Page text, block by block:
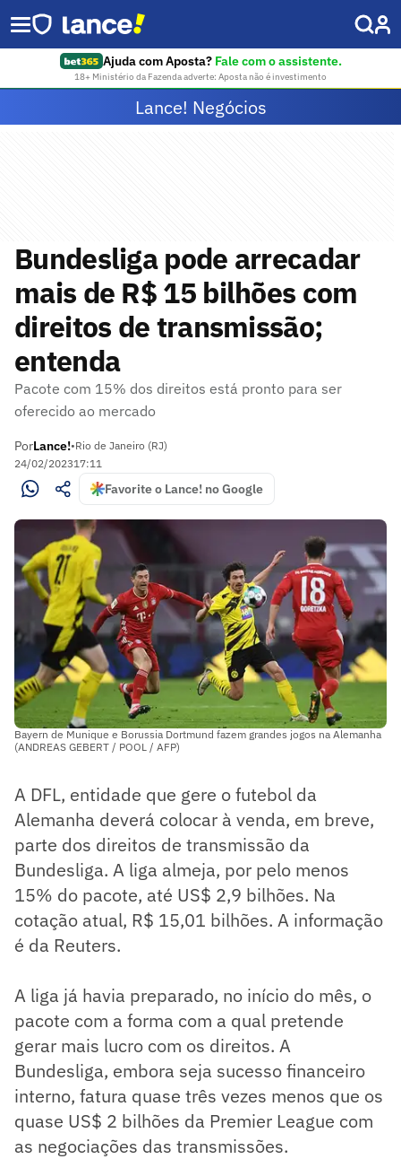
Ajuda com Aposta? Fale com o assistente.
18+ Ministério da Fazenda adverte: Aposta não é investimento
Lance! Negócios
Bundesliga pode arrecadar
mais de R$ 15 bilhões com
direitos de transmissão;
entenda
Pacote com 15% dos direitos está pronto para ser
oferecido ao mercado
PorLance!•Rio de Janeiro (RJ)
24/02/202317:11
Favorite o Lance! no Google
Bayern de Munique e Borussia Dortmund fazem grandes jogos na Alemanha
(ANDREAS GEBERT / POOL / AFP)
A DFL, entidade que gere o futebol da
Alemanha deverá colocar à venda, em breve,
parte dos direitos de transmissão da
Bundesliga. A liga almeja, por pelo menos
15% do pacote, até US$ 2,9 bilhões. Na
cotação atual, R$ 15,01 bilhões. A informação
é da Reuters.
A liga já havia preparado, no início do mês, o
pacote com a forma com a qual pretende
gerar mais lucro com os direitos. A
Bundesliga, embora seja sucesso financeiro
interno, fatura quase três vezes menos que os
quase US$ 2 bilhões da Premier League com
as negociações das transmissões.